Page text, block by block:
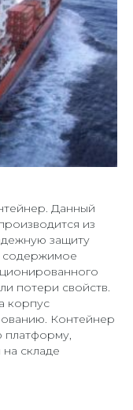
Данный
из
защиту
содержимое
потери свойств.
корпус
Контейнер
платформу,
складе